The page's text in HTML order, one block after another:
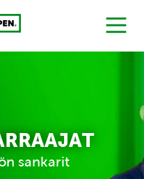
MENU
sankarit